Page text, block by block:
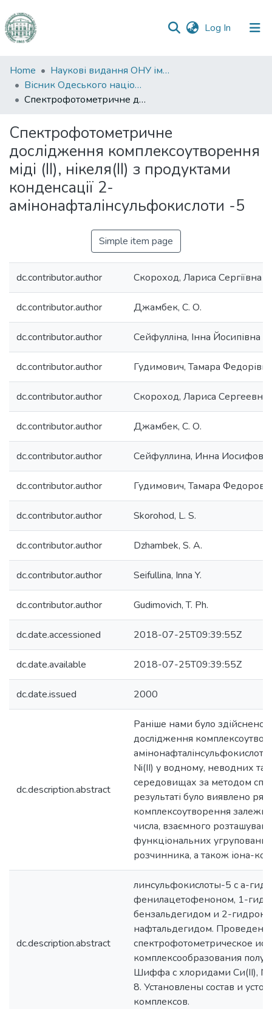
Log In (current)
Communities
&
Collections
Statistics
Home
Наукові видання ОНУ імені І. І. Мечникова
Вісник Одеського національного університету. Хімія
Спектрофотометричне дослідження комплексоутворення міді (II), нікеля(ІІ) з продуктами конденсації 2-амінонафталінсульфокислоти -5
Спектрофотометричне
дослідження комплексоутворення
міді (II), нікеля(ІІ) з продуктами
конденсації 2-
амінонафталінсульфокислоти -5
Simple item page
dc.contributor.author Скороход, Лариса Сергіївна
dc.contributor.author Джамбек, C. О.
dc.contributor.author Сейфулліна, Інна Йосипівна
dc.contributor.author Гудимович, Тамара Федорівна
dc.contributor.author Скороход, Лариса Сергеевна
dc.contributor.author Джамбек, С. О.
dc.contributor.author Сейфуллина, Инна
dc.contributor.author Гудимович, Тамара
dc.contributor.author Skorohod, L. S.
dc.contributor.author Dzhambek, S. A.
dc.contributor.author Seifullina, Inna Y.
dc.contributor.author Gudimovich, T. Ph.
dc.date.accessioned 2018-07-25T09:39:55Z
dc.date.available 2018-07-25T09:39:55Z
dc.date.issued 2000
dc.description.abstract
Раніше нами було здійснено
дослідження
амінонафталінсульфокислот з
Ni(II) у водному, неводних та
середовищах за методом
результаті було виявлено
комплексоутворення
числа, взаємного
функціональних угруповань
розчинника, а також іона-
dc.description.abstract
линсульфокислоты-5 с а-
фенилацетофеноном, 1-
бензальдегидом и 2-
нафтальдегидом. Проведено
спектрофотометрическое
комплексообразования
Шиффа с хлоридами Си(ІІ),
8. Установлены состав и
комплексов.